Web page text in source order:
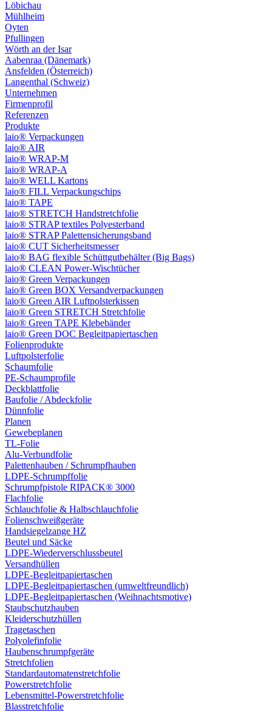
Löbichau
Mühlheim
Oyten
Pfullingen
Wörth an der Isar
Aabenraa (Dänemark)
Ansfelden (Österreich)
Langenthal (Schweiz)
Unternehmen
Firmenprofil
Referenzen
Produkte
laio® Verpackungen
laio® AIR
laio® WRAP-M
laio® WRAP-A
laio® WELL Kartons
laio® FILL Verpackungschips
laio® TAPE
laio® STRETCH Handstretchfolie
laio® STRAP textiles Polyesterband
laio® STRAP Palettensicherungsband
laio® CUT Sicherheitsmesser
laio® BAG flexible Schüttgutbehälter (Big Bags)
laio® CLEAN Power-Wischtücher
laio® Green Verpackungen
laio® Green BOX Versandverpackungen
laio® Green AIR Luftpolsterkissen
laio® Green STRETCH Stretchfolie
laio® Green TAPE Klebebänder
laio® Green DOC Begleitpapiertaschen
Folienprodukte
Luftpolsterfolie
Schaumfolie
PE-Schaumprofile
Deckblattfolie
Baufolie / Abdeckfolie
Dünnfolie
Planen
Gewebeplanen
TL-Folie
Alu-Verbundfolie
Palettenhauben / Schrumpfhauben
LDPE-Schrumpffolie
Schrumpfpistole RIPACK® 3000
Flachfolie
Schlauchfolie & Halbschlauchfolie
Folienschweißgeräte
Handsiegelzange HZ
Beutel und Säcke
LDPE-Wiederverschlussbeutel
Versandhüllen
LDPE-Begleitpapiertaschen
LDPE-Begleitpapiertaschen (umweltfreundlich)
LDPE-Begleitpapiertaschen (Weihnachtsmotive)
Staubschutzhauben
Kleiderschutzhüllen
Tragetaschen
Polyolefinfolie
Haubenschrumpfgeräte
Stretchfolien
Standardautomatenstretchfolie
Powerstretchfolie
Lebensmittel-Powerstretchfolie
Blasstretchfolie